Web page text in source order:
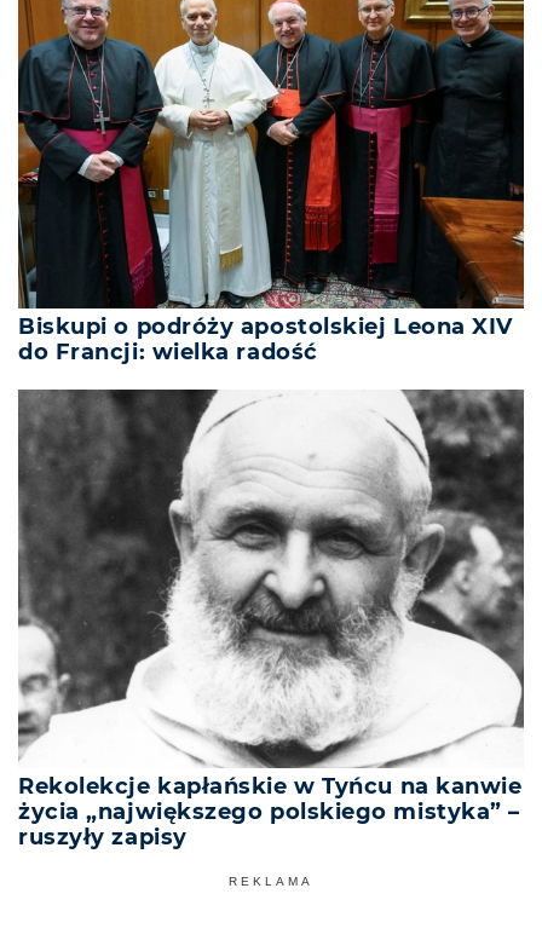
Biskupi o podróży apostolskiej Leona XIV
do Francji: wielka radość
Rekolekcje kapłańskie w Tyńcu na kanwie
życia „największego polskiego mistyka” –
ruszyły zapisy
REKLAMA